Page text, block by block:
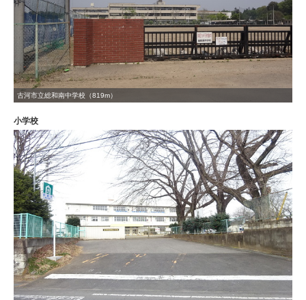
古河市立総和南中学校（819m）
小学校